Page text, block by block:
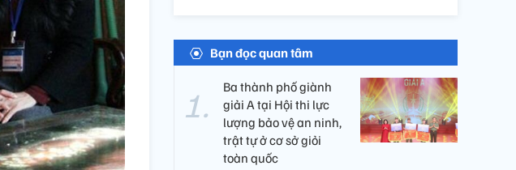
Bạn đọc quan tâm
Ba thành phố giành
giải A tại Hội thi lực
lượng bảo vệ an ninh,
trật tự ở cơ sở giỏi
toàn quốc